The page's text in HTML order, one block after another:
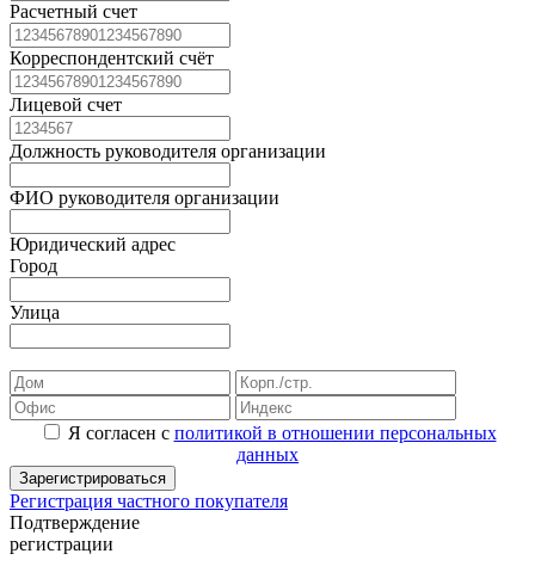
Расчетный счет
Корреспондентский счёт
Лицевой счет
Должность руководителя организации
ФИО руководителя организации
Юридический адрес
Город
Улица
Я согласен с политикой в отношении персональных
данных
Зарегистрироваться
Регистрация частного покупателя
Подтверждение
регистрации